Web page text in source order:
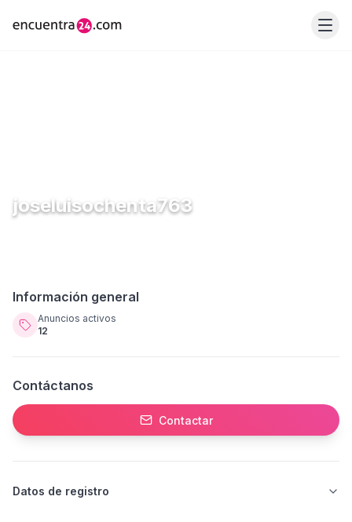
joseluisochenta763
Información general
Anuncios activos
12
Contáctanos
Contactar
Datos de registro